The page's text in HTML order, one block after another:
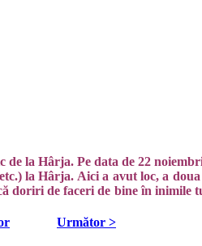
la Hârja. Pe data de 22
la Hârja. Aici a avut loc, a
doriri de faceri de bine în
Următor >